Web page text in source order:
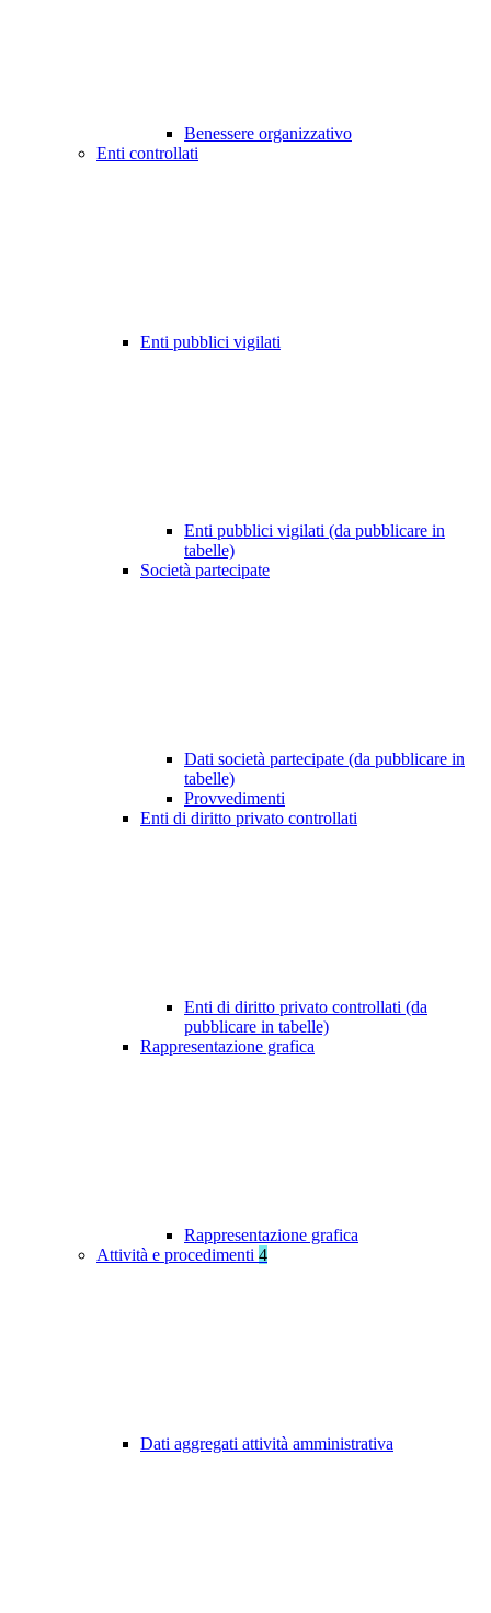
Benessere organizzativo
Enti controllati
Enti pubblici vigilati
Enti pubblici vigilati (da pubblicare in
tabelle)
Società partecipate
Dati società partecipate (da pubblicare in
tabelle)
Provvedimenti
Enti di diritto privato controllati
Enti di diritto privato controllati (da
pubblicare in tabelle)
Rappresentazione grafica
Rappresentazione grafica
Attività e procedimenti 4
Dati aggregati attività amministrativa